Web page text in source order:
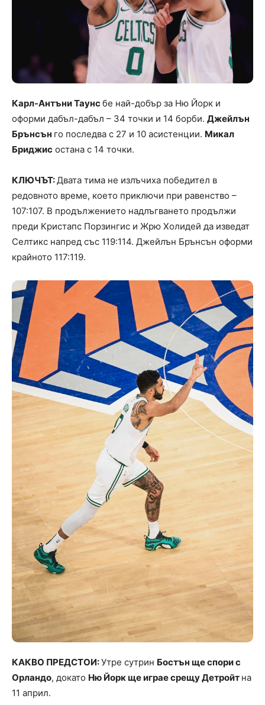
Карл-Антъни Таунсбе най-добър за Ню Йорк и
оформи дабъл-дабъл – 34 точки и 14 борби. Джейлън
Брънсън го последва с 27 и 10 асистенции. Микал
Бриджис остана с 14 точки.
КЛЮЧЪТ:Двата тима не излъчиха победител в
редовното време, което приключи при равенство –
107:107. В продължението надлъгването продължи
преди Кристапс Порзингис и Жрю Холидей да изведат
Селтикс напред със 119:114. Джейлън Брънсън оформи
крайното 117:119.
КАКВО ПРЕДСТОИ:Утре сутрин Бостън ще спори с
Орландо, докато Ню Йорк ще играе срещу Детройт на
11 април.